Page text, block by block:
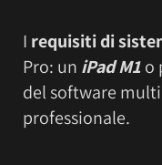
I requisiti di
Pro: un iPad M1o
del software
professionale.